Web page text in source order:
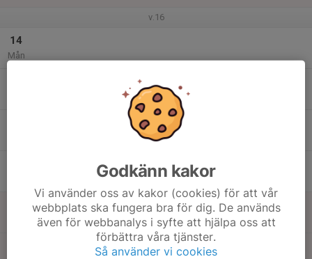
v.16
14
Mån
Godkänn kakor
Vi använder oss av kakor (cookies) för att vår
webbplats ska fungera bra för dig. De används
även för webbanalys i syfte att hjälpa oss att
förbättra våra tjänster.
Så använder vi cookies